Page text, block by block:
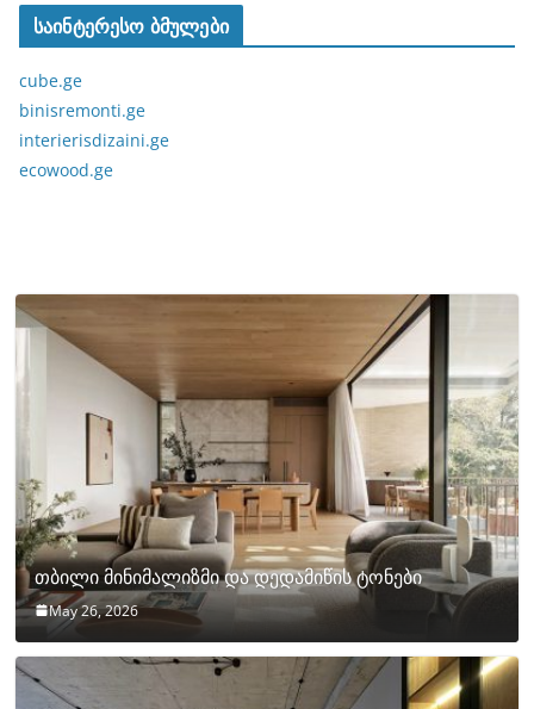
საინტერესო ბმულები
cube.ge
binisremonti.ge
interierisdizaini.ge
ecowood.ge
თბილი მინიმალიზმი და დედამიწის ტონები
May 26, 2026